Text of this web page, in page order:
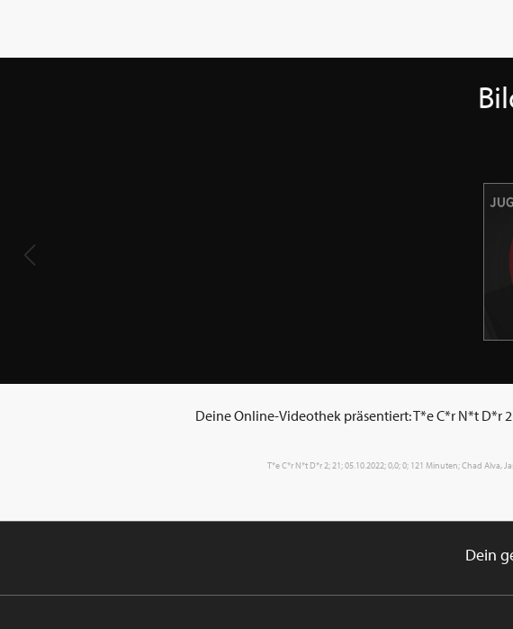
Deine Online-Videothek präsentiert: T*e C*r N*t D*r
T*e C*r N*t D*r 2; 21; 05.10.2022; 0,0; 0; 121 Minuten; Chad Alva,
Dein